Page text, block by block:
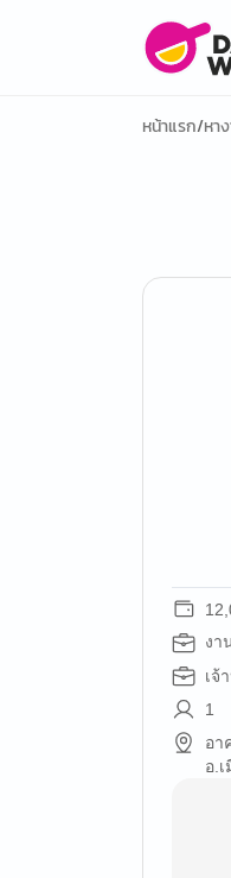
หน้าแรก/หา
งา
เจ้
1
อา
อ.